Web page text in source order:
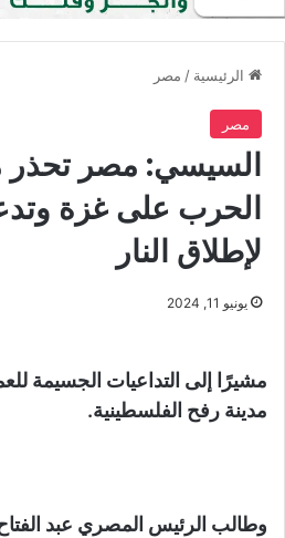
الرئيسية / مصر
مصر
السيسي: مصر
الحرب على غزة
لإطلاق النار
يونيو 11, 2024
مشيرًا إلى التداعيات الجسيمة
مدينة رفح الفلسطينية.
وطالب الرئيس المصري عبد